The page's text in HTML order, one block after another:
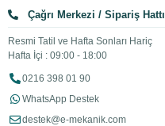
Çağrı Merkezi / Sipariş Hattı
Resmi Tatil ve Hafta Sonları Hariç
Hafta İçi : 09:00 - 18:00
0216 398 01 90
WhatsApp Destek
destek@e-mekanik.com